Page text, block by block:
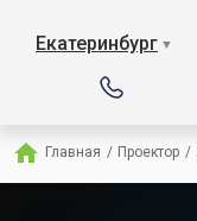
Екатеринбург ▼
Главная / Проектор /